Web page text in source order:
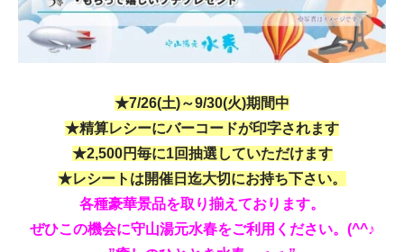
★7/26(土)～9/30(火)期間中
★精算レシーにバーコードが印字されます
★2,500円毎に1回抽選していただけます
★レシートは開催日迄大切にお持ち下さい。
各種豪華景品を取り揃えております。
ぜひこの機会に守山湯元水春をご利用ください。(^^♪